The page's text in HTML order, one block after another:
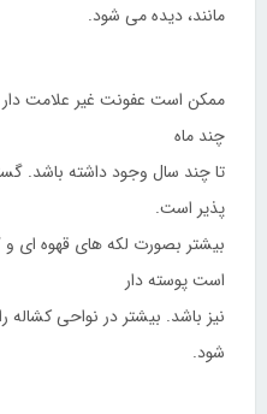
مانند، دیده می شود.
ممکن است عفونت غیر علامت دار
چند ماه
تا چند سال وجود داشته باشد.
پذیر است.
بیشتر بصورت لکه های قهوه ای
است پوسته دار
نیز باشد. بیشتر در نواحی کشاله
شود.